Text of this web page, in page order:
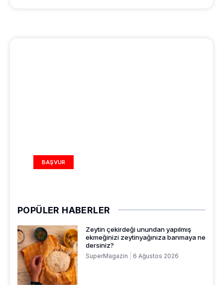
BAŞVUR
POPÜLER HABERLER
Zeytin çekirdeği unundan yapılmış
ekmeğinizi zeytinyağınıza banmaya ne
dersiniz?
SuperMagazin 6 Ağustos 2026